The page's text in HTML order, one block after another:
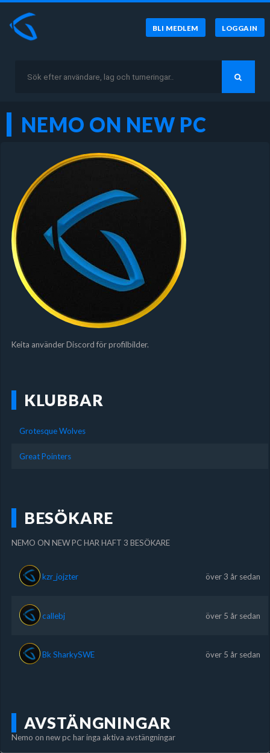
BLI MEDLEM LOGGA IN
NEMO ON NEW PC
Keita använder Discord för profilbilder.
KLUBBAR
Grotesque Wolves
Great Pointers
BESÖKARE
NEMO ON NEW PC HAR HAFT 3 BESÖKARE
kzr_jojzter över 3 år sedan
callebj över 5 år sedan
Bk SharkySWE över 5 år sedan
AVSTÄNGNINGAR
Nemo on new pc har inga aktiva avstängningar